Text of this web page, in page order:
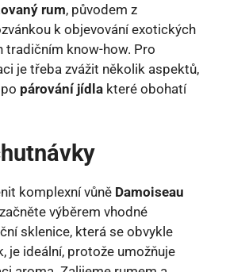
rum, původem z
k objevování exotických
tradičním know-how. Pro
je třeba zvážit několik aspektů,
párování jídla které obohatí
komplexní vůně Damoiseau
výběrem vhodné
sklenice, která se obvykle
je ideální, protože umožňuje